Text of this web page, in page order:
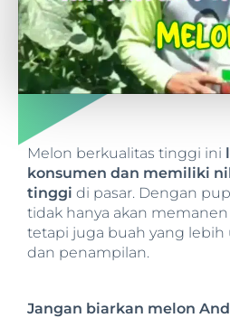
Melon berkualitas tinggi ini
konsumen dan memiliki
tinggi di pasar. Dengan
tidak hanya akan
tetapi juga buah yang lebih
dan penampilan.
Jangan biarkan melon